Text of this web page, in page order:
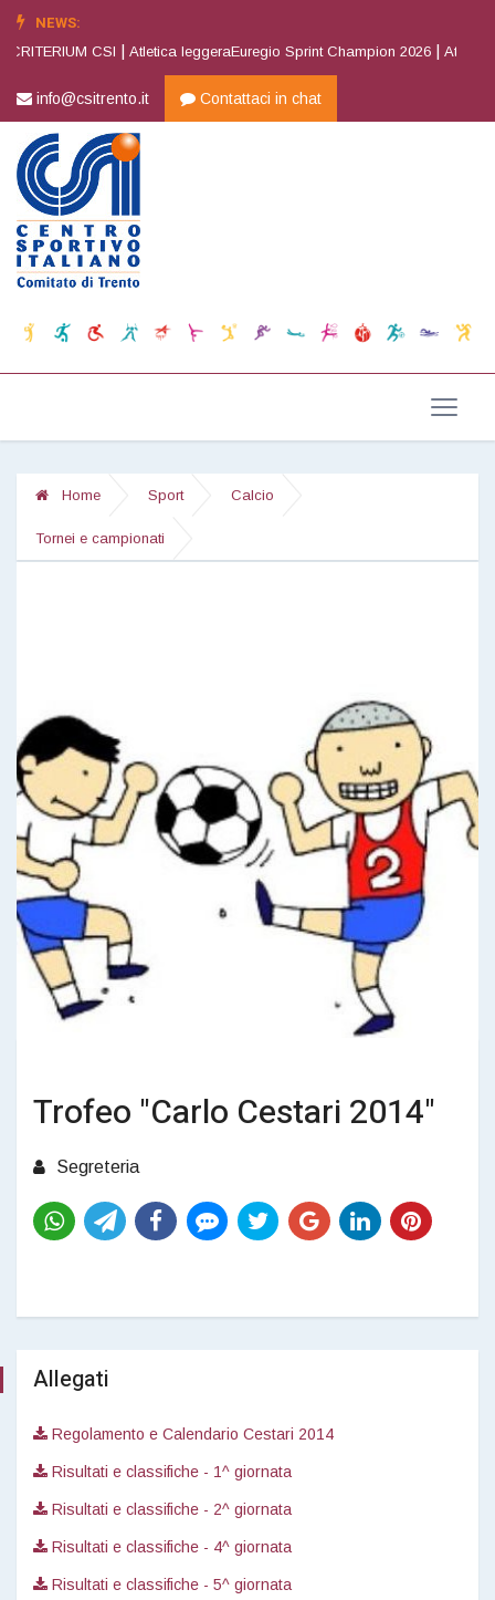
NEWS:
CSI |Atletica leggeraEuregio Sprint Champion 2026 |Atletica
info@csitrento.it Contattaci in chat
Home Sport Calcio
Tornei e campionati
Trofeo "Carlo Cestari 2014"
Segreteria
Allegati
Regolamento e Calendario Cestari 2014
Risultati e classifiche - 1^ giornata
Risultati e classifiche - 2^ giornata
Risultati e classifiche - 4^ giornata
Risultati e classifiche - 5^ giornata